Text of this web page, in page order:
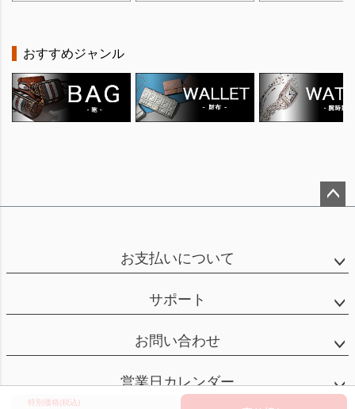
特別価格(税込)
おすすめジャンル
お支払いについて
サポート
お問い合わせ
営業日カレンダー